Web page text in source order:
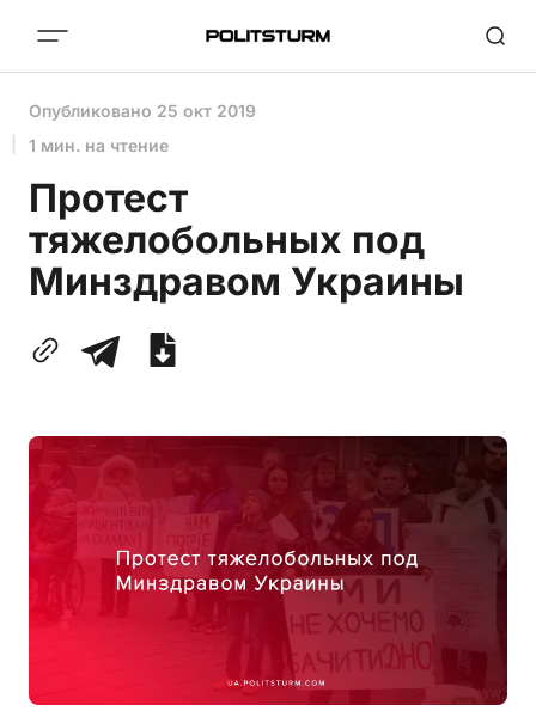
Опубликовано 25 окт 2019
1 мин. на чтение
Протест
тяжелобольных под
Минздравом Украины